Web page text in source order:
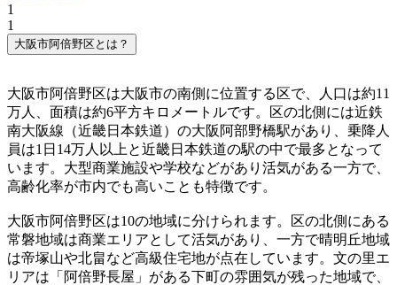
1
1
大阪市阿倍野区とは？
大阪市阿倍野区は大阪市の南側に位置する区で、人口は約11
万人、面積は約6平方キロメートルです。区の北側には近鉄
南大阪線（近畿日本鉄道）の大阪阿部野橋駅があり、乗降人
員は1日14万人以上と近畿日本鉄道の駅の中で最多となって
います。大型商業施設や学校などがあり活気がある一方で、
高齢化率が市内でも高いことも特徴です。
大阪市阿倍野区は10の地域に分けられます。区の北側にある
常磐地域は商業エリアとして活気があり、一方で晴明丘地域
は帝塚山や北畠など高級住宅地が点在しています。文の里エ
リアは「阿倍野長屋」がある下町の雰囲気が残った地域で、